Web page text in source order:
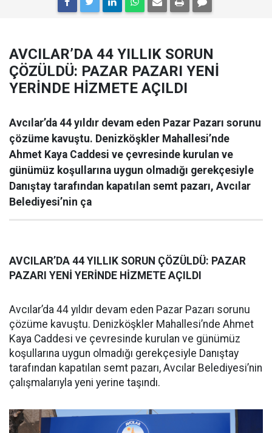
AVCILAR’DA 44 YILLIK SORUN
ÇÖZÜLDÜ: PAZAR PAZARI YENİ
YERİNDE HİZMETE AÇILDI
Avcılar’da 44 yıldır devam eden Pazar Pazarı sorunu
çözüme kavuştu. Denizköşkler Mahallesi’nde
Ahmet Kaya Caddesi ve çevresinde kurulan ve
günümüz koşullarına uygun olmadığı gerekçesiyle
Danıştay tarafından kapatılan semt pazarı, Avcılar
Belediyesi’nin ça
AVCILAR’DA 44 YILLIK SORUN ÇÖZÜLDÜ: PAZAR
PAZARI YENİ YERİNDE HİZMETE AÇILDI
Avcılar’da 44 yıldır devam eden Pazar Pazarı sorunu
çözüme kavuştu. Denizköşkler Mahallesi’nde Ahmet
Kaya Caddesi ve çevresinde kurulan ve günümüz
koşullarına uygun olmadığı gerekçesiyle Danıştay
tarafından kapatılan semt pazarı, Avcılar Belediyesi’nin
çalışmalarıyla yeni yerine taşındı.